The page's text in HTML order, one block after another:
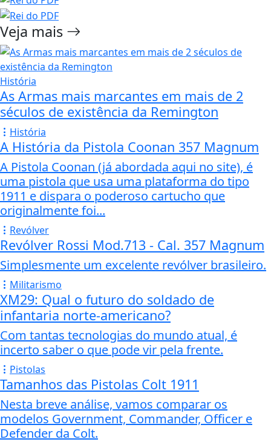
Veja mais
História
As Armas mais marcantes em mais de 2
séculos de existência da Remington
História
A História da Pistola Coonan 357 Magnum
A Pistola Coonan (já abordada aqui no site), é
uma pistola que usa uma plataforma do tipo
1911 e dispara o poderoso cartucho que
originalmente foi...
Revólver
Revólver Rossi Mod.713 - Cal. 357 Magnum
Simplesmente um excelente revólver brasileiro.
Militarismo
XM29: Qual o futuro do soldado de
infantaria norte-americano?
Com tantas tecnologias do mundo atual, é
incerto saber o que pode vir pela frente.
Pistolas
Tamanhos das Pistolas Colt 1911
Nesta breve análise, vamos comparar os
modelos Government, Commander, Officer e
Defender da Colt.